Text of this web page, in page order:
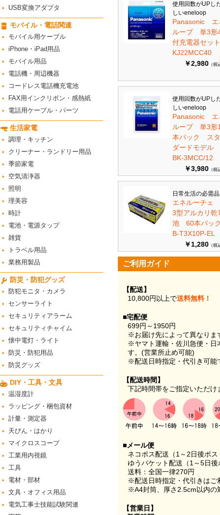
USB変換アダプタ
モバイル・電話関連
モバイル用ケーブル
iPhone・iPad用品
モバイル用品
電話機・周辺機器
コードレス電話機充電池
FAX用インクリボン・感熱紙
電話用ケーブル・パーツ
生活家電
調理・キッチン
クリーナー・ランドリー用品
季節家電
空気清浄器
照明
理美容
時計
電池・電源タップ
雑貨
トラベル用品
業務用製品
防災・防犯グッズ
防犯モニタ・カメラ
センサーライト
セキュリティアラーム
セキュリティチャイム
懐中電灯・ライト
防災・防犯用品
防災グッズ
DIY・工具・文具
温湿度計
ラッピング・梱包資材
計量・測定器
天びん・はかり
マイクロスコープ
工業用内視鏡
工具
電材・部材
文具・オフィス用品
電気工事士技能試験関連
使用回数がUPし
しいeneloop
Panasonic エ
ループ 単3形
付充電器セッ
KJ22MCC40
￥2,980 （税
使用回数がUPし
しいeneloop
Panasonic エ
ループ 単3形
本パック ス
ダードモデル
BK-3MCC/12
￥3,980 （税
日常生活の必需
エネルーチェ
3型アルカリ乾
池 60本パ
B-T3X10P-EL
￥1,280 （税
ご利用ガイド
【配送】
10,800円以上で送料無料！
■宅配便
699円～1950円
※お届け先によって異なりま
※ヤマト運輸・佐川急便・日
す。(営業所止め可能)
※配送日時指定・代引き可能
【配送時間】
下記時間帯をご指定いただけ
■メール便
ネコポス配送（1～2日後ポ
ゆうパケット配送（1～5日
送料：全国一律270円
※配送日時指定・代引きはご
※A4封筒、厚さ2.5cm以内の
【営業日】